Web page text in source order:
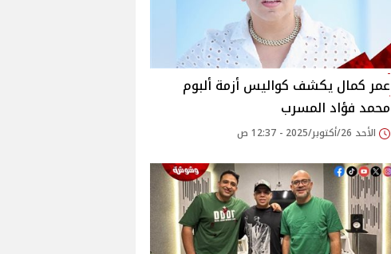
عمر كمال يكشف كواليس أزمة ألبوم
محمد فؤاد المسرب
الأحد 26/أكتوبر/2025 - 12:37 ص